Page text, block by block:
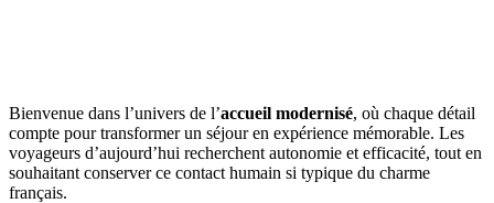
Bienvenue dans l’univers de l’accueil modernisé, où chaque détail
compte pour transformer un séjour en expérience mémorable. Les
voyageurs d’aujourd’hui recherchent autonomie et efficacité, tout en
souhaitant conserver ce contact humain si typique du charme
français.